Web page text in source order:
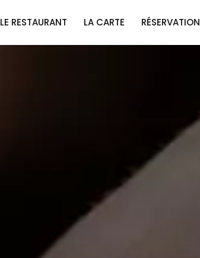
LE RESTAURANT LA CARTE RÉSERVATION